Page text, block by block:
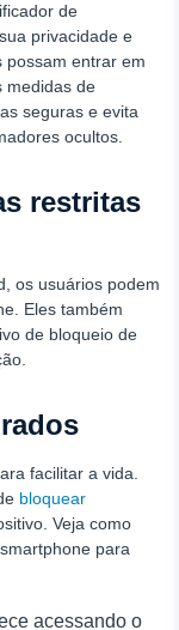
de
privacidade e
possam entrar em
medidas de
seguras e evita
ocultos.
restritas
os usuários podem
Eles também
de bloqueio de
facilitar a vida.
bloquear
Veja como
para
acessando o